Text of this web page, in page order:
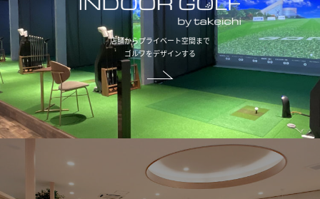
店舗からプライベート空間まで
ゴルフをデザインする